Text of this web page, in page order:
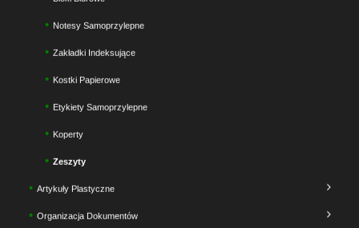
Notesy Samoprzylepne
Zakładki Indeksujące
Kostki Papierowe
Etykiety Samoprzylepne
Koperty
Zeszyty
Artykuły Plastyczne
Organizacja Dokumentów